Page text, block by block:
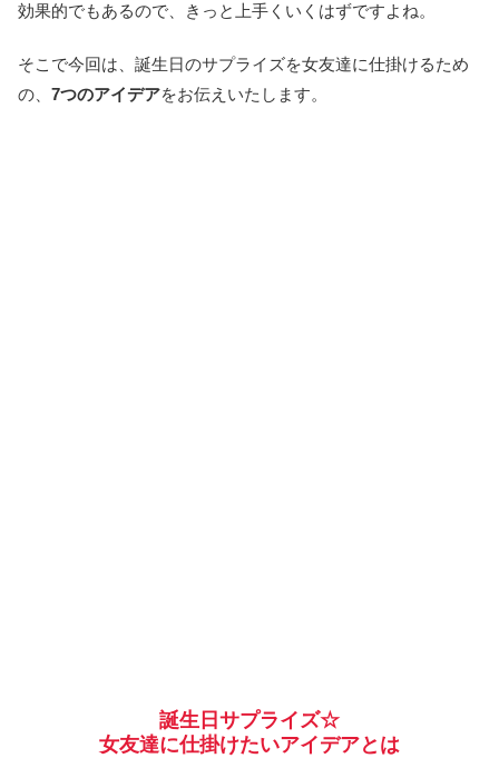
効果的でもあるので、きっと上手くいくはずですよね。
そこで今回は、誕生日のサプライズを女友達に仕掛けるため
の、 7つのアイデアをお伝えいたします。
誕生日サプライズ☆
女友達に仕掛けたいアイデアとは